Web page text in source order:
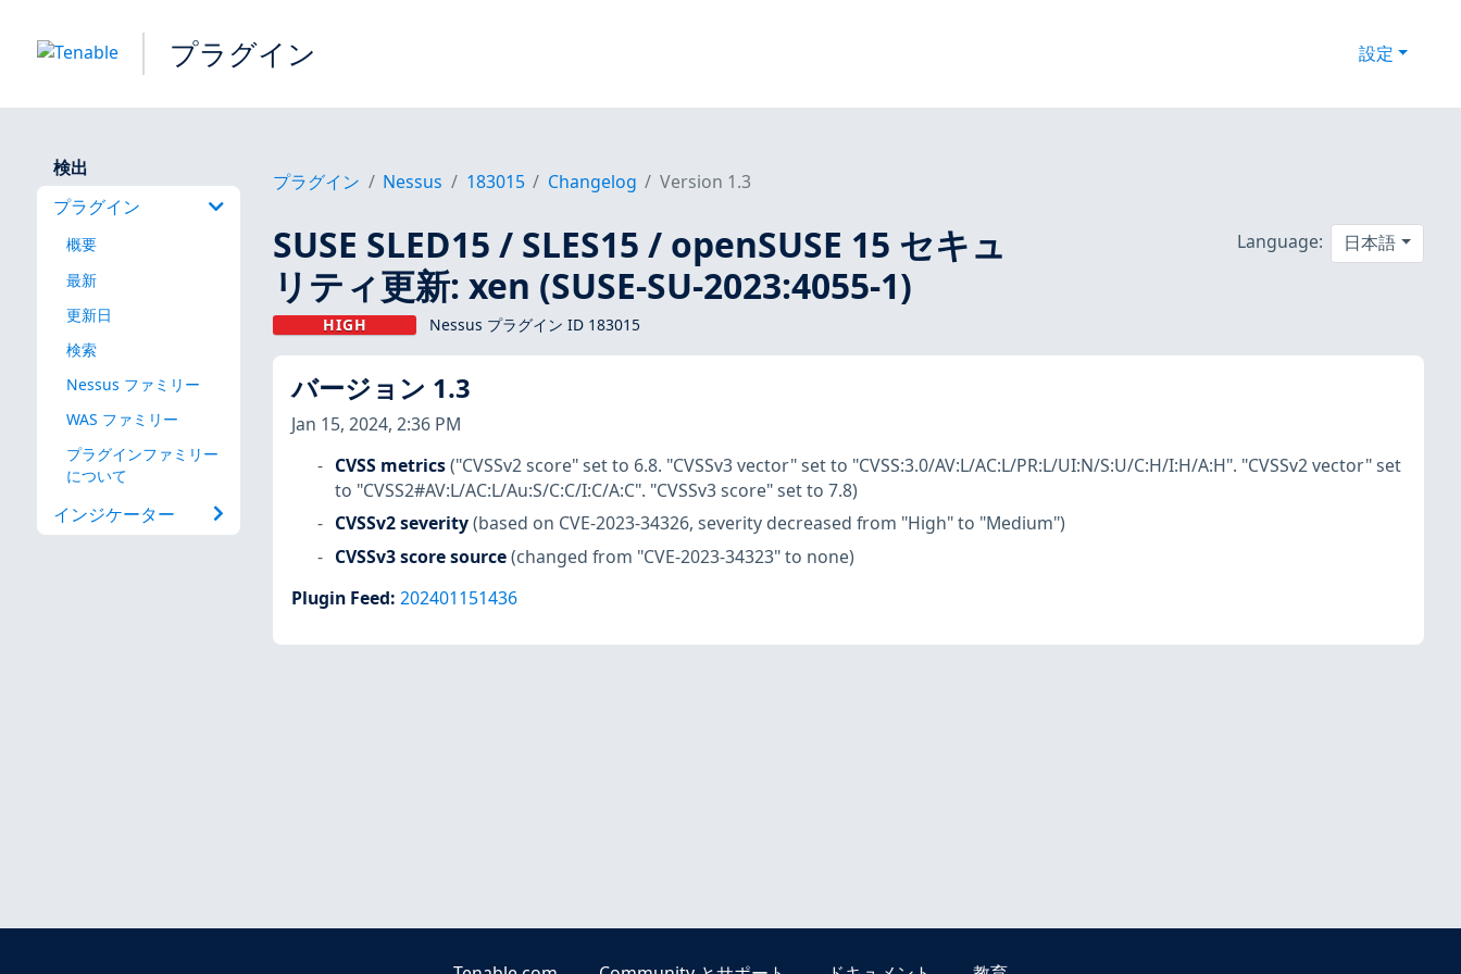
プラグイン 設定
検出
プラグイン
概要
最新
更新日
検索
Nessus ファミリー
WAS ファミリー
プラグインファミリー
について
インジケーター
プラグイン Nessus 183015 Changelog Version 1.3
SUSE SLED15 / SLES15 / openSUSE 15 セキュ
リティ更新: xen (SUSE-SU-2023:4055-1)
HIGH Nessus プラグイン ID 183015
Language: 日本語
バージョン 1.3
Jan 15, 2024, 2:36 PM
CVSS metrics ("CVSSv2 score" set to 6.8. "CVSSv3 vector" set to "CVSS:3.0/AV:L/AC:L/PR:L/UI:N/S:U/C:H/I:H/A:H". "CVSSv2 vector" set
to "CVSS2#AV:L/AC:L/Au:S/C:C/I:C/A:C". "CVSSv3 score" set to 7.8)
CVSSv2 severity (based on CVE-2023-34326, severity decreased from "High" to "Medium")
CVSSv3 score source (changed from "CVE-2023-34323" to none)
Plugin Feed: 202401151436